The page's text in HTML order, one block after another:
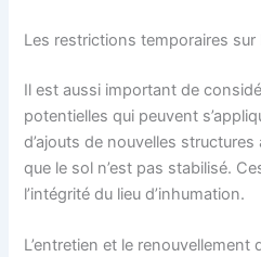
Les restrictions temporaires sur
Il est aussi important de
potentielles qui peuvent
d’ajouts de nouvelles
que le sol n’est pas stabilisé.
l’intégrité du lieu d’inhumation.
L’entretien et le renouvellement